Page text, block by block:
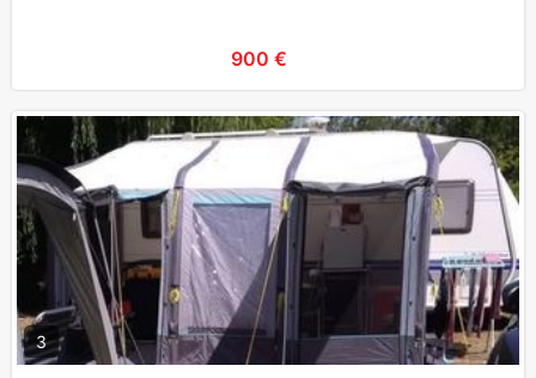
900 €
3